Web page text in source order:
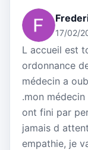
17/02/
L accueil est
ordonnance
médecin a
.mon
ont fini par
jamais d
empathie, je